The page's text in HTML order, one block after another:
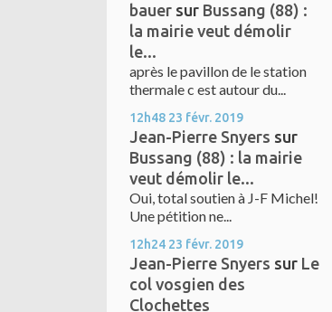
bauer sur Bussang (88) :
la mairie veut démolir
le...
après le pavillon de le station
thermale c est autour du...
12h48 23 févr. 2019
Jean-Pierre Snyers sur
Bussang (88) : la mairie
veut démolir le...
Oui, total soutien à J-F Michel!
Une pétition ne...
12h24 23 févr. 2019
Jean-Pierre Snyers sur Le
col vosgien des
Clochettes